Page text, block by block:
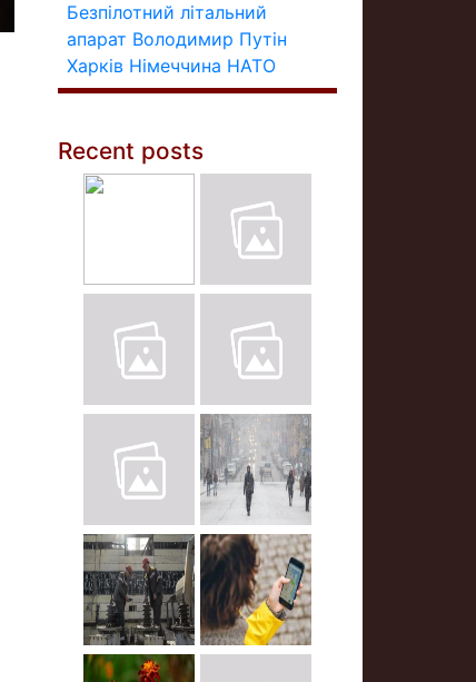
Безпілотний літальний
апарат Володимир Путін
Харків Німеччина НАТО
Recent posts